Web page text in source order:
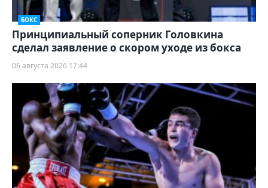
БОКС
Принципиальный соперник Головкина
сделал заявление о скором уходе из бокса
06 августа 2026 17:44